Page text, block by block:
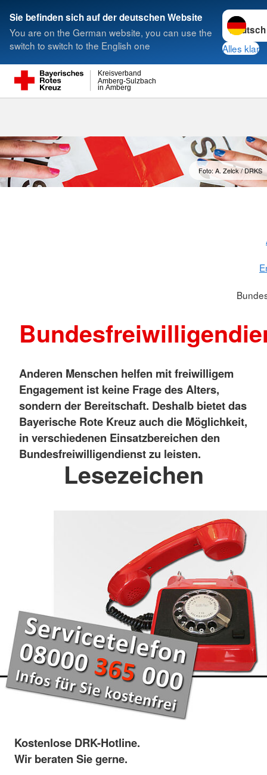
Sie befinden sich auf der deutschen Website
You are on the German website, you can use the
switch to switch to the English one
Sprache
Alles klar
in Amberg
Amberg-Sulzbach
Kreisverband
Suche
Foto: A. Zelck / DRKS
Anderen Menschen helfen mit freiwilligem
Engagement ist keine Frage des Alters,
sondern der Bereitschaft. Deshalb bietet das
Bayerische Rote Kreuz auch die Möglichkeit,
in verschiedenen Einsatzbereichen den
Bundesfreiwilligendienst zu leisten.
Lesezeichen
Kostenlose DRK-Hotline.
Wir beraten Sie gerne.